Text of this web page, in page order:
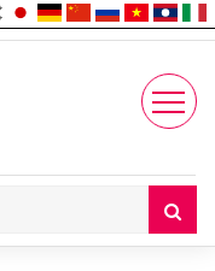
Account
Enjoy